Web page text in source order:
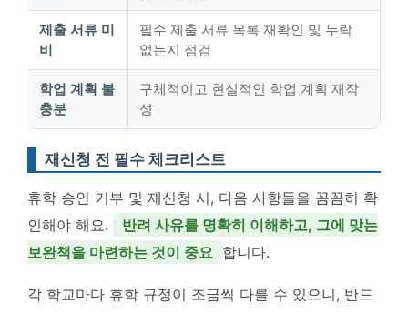
제출 서류 미
비
필수 제출 서류 목록 재확인 및 누락
없는지 점검
학업 계획 불
충분
구체적이고 현실적인 학업 계획 재작
성
재신청 전 필수 체크리스트
휴학 승인 거부 및 재신청 시, 다음 사항들을 꼼꼼히 확
인해야 해요.
반려 사유를 명확히 이해하고, 그에 맞는
보완책을 마련하는 것이 중요 합니다.
각 학교마다 휴학 규정이 조금씩 다를 수 있으니, 반드